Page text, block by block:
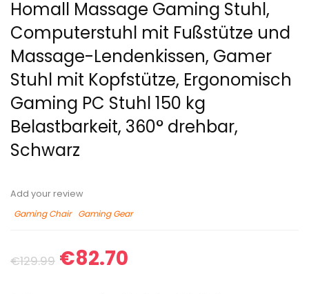
Homall Massage Gaming Stuhl,
Computerstuhl mit Fußstütze und
Massage-Lendenkissen, Gamer
Stuhl mit Kopfstütze, Ergonomisch
Gaming PC Stuhl 150 kg
Belastbarkeit, 360° drehbar,
Schwarz
Add your review
Gaming Chair
Gaming Gear
€129.99 €82.70